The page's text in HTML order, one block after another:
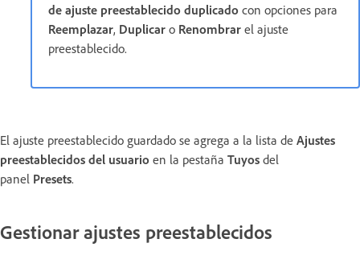
de ajuste preestablecido duplicado con opciones para
Reemplazar, Duplicar o Renombrar el ajuste
preestablecido.
El ajuste preestablecido guardado se agrega a la lista de Ajustes
preestablecidos del usuario en la pestaña Tuyos del
panel Presets.
Gestionar ajustes preestablecidos